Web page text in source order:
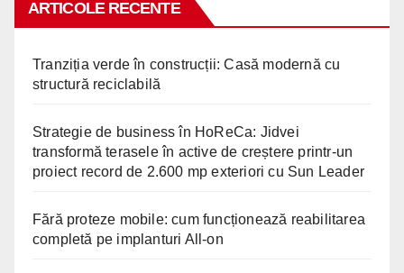
ARTICOLE RECENTE
Tranziția verde în construcții: Casă modernă cu
structură reciclabilă
Strategie de business în HoReCa: Jidvei
transformă terasele în active de creștere printr-un
proiect record de 2.600 mp exteriori cu Sun Leader
Fără proteze mobile: cum funcționează reabilitarea
completă pe implanturi All-on